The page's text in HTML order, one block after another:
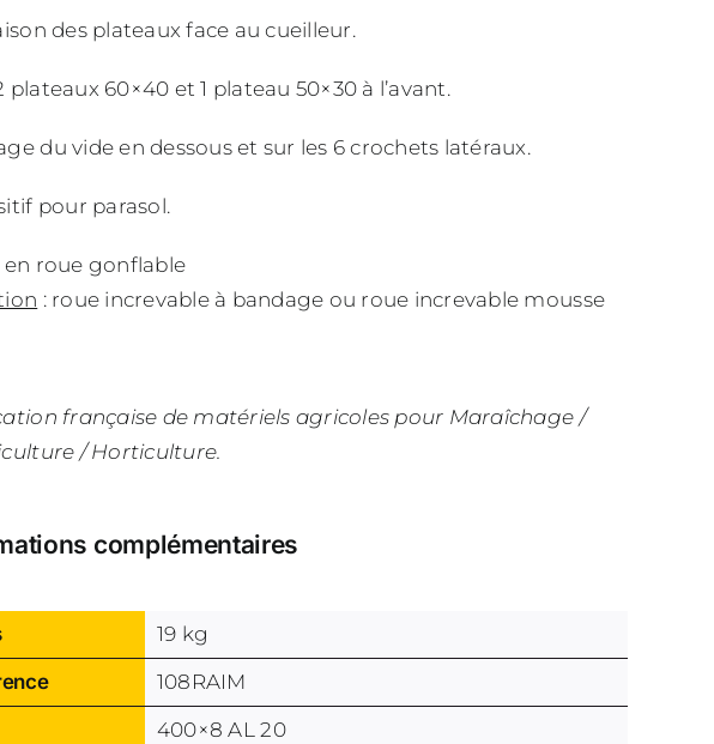
des plateaux face au cueilleur.
plateaux 60×40 et 1 plateau 50×30 à l’avant.
du vide en dessous et sur les 6 crochets latéraux.
pour parasol.
en roue gonflable
: roue increvable à bandage ou roue increvable mousse
française de matériels agricoles pour Maraîchage /
/ Horticulture.
complémentaires
19 kg
108RAIM
400×8 AL 20